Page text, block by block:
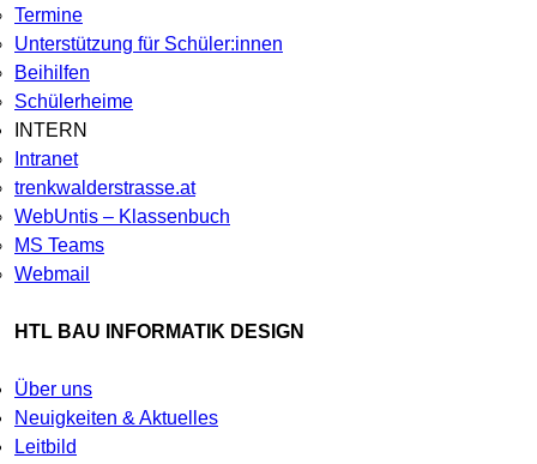
Termine
Unterstützung für Schüler:innen
Beihilfen
Schülerheime
INTERN
Intranet
trenkwalderstrasse.at
WebUntis – Klassenbuch
MS Teams
Webmail
HTL BAU INFORMATIK DESIGN
Über uns
Neuigkeiten & Aktuelles
Leitbild